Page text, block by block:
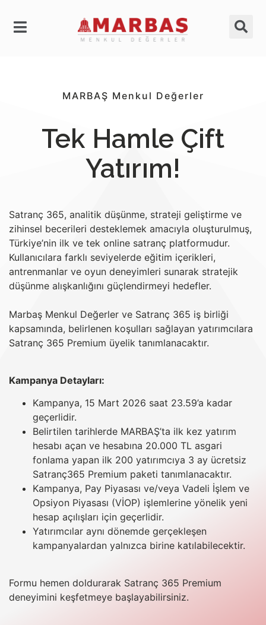
MARBAŞ Menkul Değerler
Tek Hamle Çift
Yatırım!
Satranç 365, analitik düşünme, strateji geliştirme ve
zihinsel becerileri desteklemek amacıyla oluşturulmuş,
Türkiye’nin ilk ve tek online satranç platformudur.
Kullanıcılara farklı seviyelerde eğitim içerikleri,
antrenmanlar ve oyun deneyimleri sunarak stratejik
düşünme alışkanlığını güçlendirmeyi hedefler.
Marbaş Menkul Değerler ve Satranç 365 iş birliği
kapsamında, belirlenen koşulları sağlayan yatırımcılara
Satranç 365 Premium üyelik tanımlanacaktır.
Kampanya Detayları:
Kampanya, 15 Mart 2026 saat 23.59’a kadar
geçerlidir.
Belirtilen tarihlerde MARBAŞ’ta ilk kez yatırım
hesabı açan ve hesabına 20.000 TL asgari
fonlama yapan ilk 200 yatırımcıya 3 ay ücretsiz
Satranç365 Premium paketi tanımlanacaktır.
Kampanya, Pay Piyasası ve/veya Vadeli İşlem ve
Opsiyon Piyasası (VİOP) işlemlerine yönelik yeni
hesap açılışları için geçerlidir.
Yatırımcılar aynı dönemde gerçekleşen
kampanyalardan yalnızca birine katılabilecektir.
Formu hemen doldurarak Satranç 365 Premium
deneyimini keşfetmeye başlayabilirsiniz.